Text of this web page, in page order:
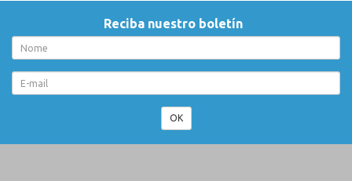
Reciba nuestro boletín
OK